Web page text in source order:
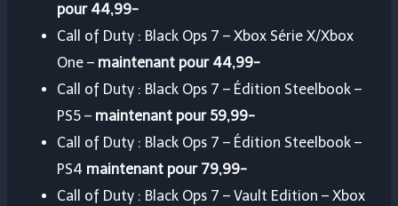
pour 44,99-
Call of Duty : Black Ops 7 – Xbox Série X/Xbox
One – maintenant pour 44,99-
Call of Duty : Black Ops 7 – Édition Steelbook –
PS5 – maintenant pour 59,99-
Call of Duty : Black Ops 7 – Édition Steelbook –
PS4 maintenant pour 79,99-
Call of Duty : Black Ops 7 – Vault Edition – Xbox